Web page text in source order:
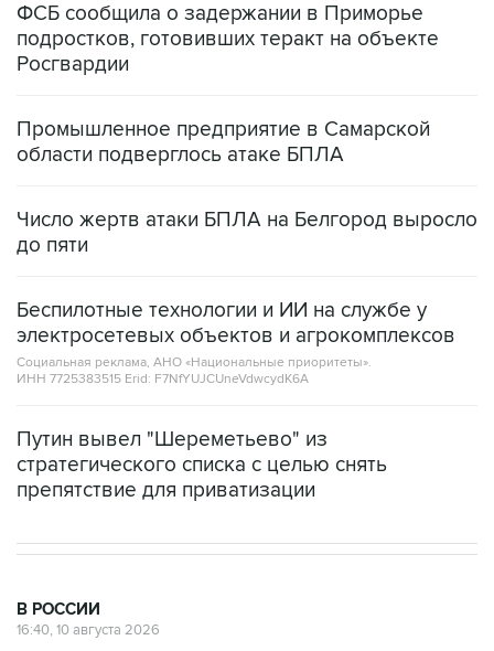
ФСБ сообщила о задержании в Приморье
подростков, готовивших теракт на объекте
Росгвардии
Промышленное предприятие в Самарской
области подверглось атаке БПЛА
Число жертв атаки БПЛА на Белгород выросло
до пяти
Беспилотные технологии и ИИ на службе у
электросетевых объектов и агрокомплексов
Социальная реклама, АНО «Национальные приоритеты».
ИНН 7725383515 Erid: F7NfYUJCUneVdwcydK6A
Путин вывел "Шереметьево" из
стратегического списка с целью снять
препятствие для приватизации
В РОССИИ
16:40, 10 августа 2026